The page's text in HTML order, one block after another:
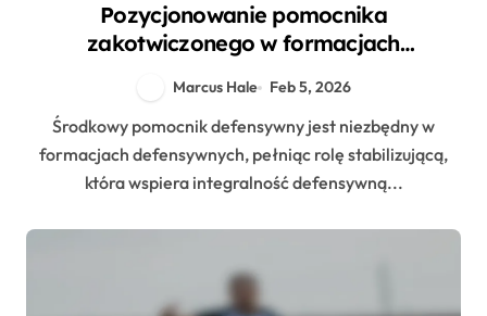
Pozycjonowanie pomocnika
zakotwiczonego w formacjach
pozycjonowanie
Marcus Hale Feb 5, 2026
Środkowy pomocnik defensywny jest niezbędny w
formacjach defensywnych, pełniąc rolę stabilizującą,
która wspiera integralność defensywną...